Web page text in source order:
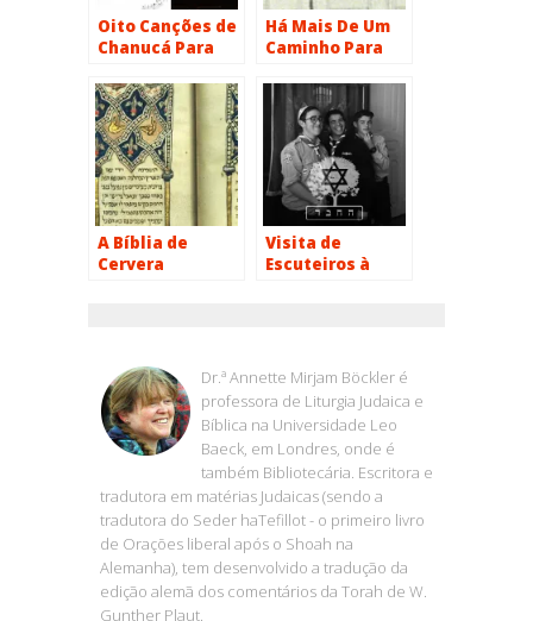
Oito Canções de
Chanucá Para
Há Mais De Um
Caminho Para
A Bíblia de
Cervera
Visita de
Escuteiros à
Dr.ª Annette Mirjam Böckler é
professora de Liturgia Judaica e
Bíblica na Universidade Leo
Baeck, em Londres, onde é
também Bibliotecária. Escritora e
tradutora em matérias Judaicas (sendo a
tradutora do Seder haTefillot - o primeiro livro
de Orações liberal após o Shoah na
Alemanha), tem desenvolvido a tradução da
edição alemã dos comentários da Torah de W.
Gunther Plaut.